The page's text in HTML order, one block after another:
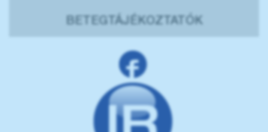
BETEGTÁJÉKOZTATÓK